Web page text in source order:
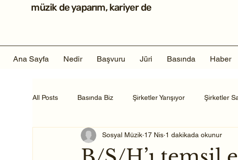
müzik de yaparım, kariyer de
Ana Sayfa Nedir Başvuru Jüri Basında Haber
All Posts Basında Biz Şirketler Yarışıyor Şirketler
Sosyal Müzik 17 Nis 1 dakikada okunur